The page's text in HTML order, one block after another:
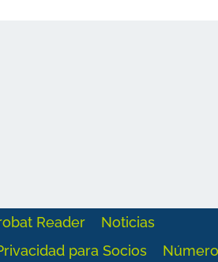
Reader
Noticias
para Socios